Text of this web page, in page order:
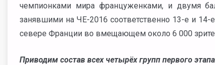
чемпионками мира француженками, и двумя
занявшими на ЧЕ-2016 соответственно 13-е и
севере Франции во вмещающем около 6 000
Приводим состав всех четырёх групп первого